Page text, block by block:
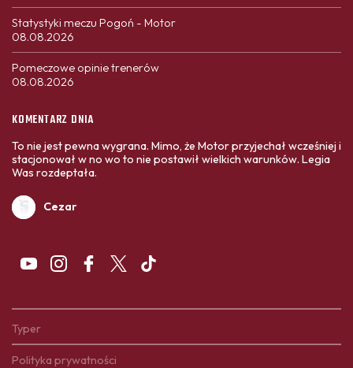
Statystyki meczu Pogoń - Motor
08.08.2026
Pomeczowe opinie trenerów
08.08.2026
KOMENTARZ DNIA
To nie jest pewna wygrana. Mimo, że Motor przyjechał wcześniej i
stacjonował w no wo to nie postawił wielkich warunków. Legia
Was rozdeptała.
Cezar
Typer
Polityka prywatności